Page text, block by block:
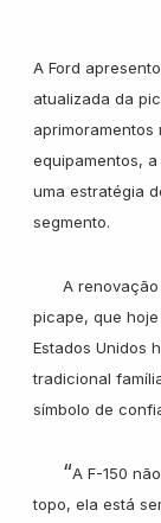
A Ford
atualizada da
equipamentos,
uma estratégia
segmento.
A
picape, que
Estados Unidos
tradicional
símbolo de
“A F-150
topo, ela está